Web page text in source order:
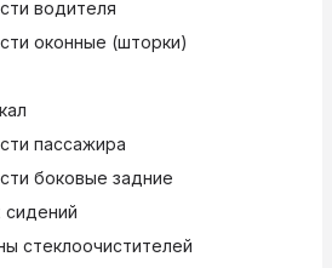
водителя
оконные (шторки)
пассажира
боковые задние
стеклоочистителей